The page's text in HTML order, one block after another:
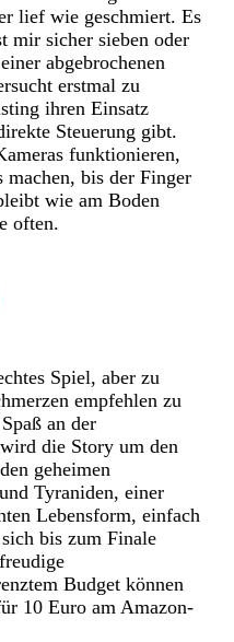
lief wie geschmiert. Es
mir sicher sieben oder
abgebrochenen
erstmal zu
ihren Einsatz
Steuerung gibt.
funktionieren,
machen, bis der Finger
wie am Boden
often.
Spiel, aber zu
empfehlen zu
an der
die Story um den
geheimen
Tyraniden, einer
Lebensform, einfach
bis zum Finale
Budget können
10 Euro am Amazon-